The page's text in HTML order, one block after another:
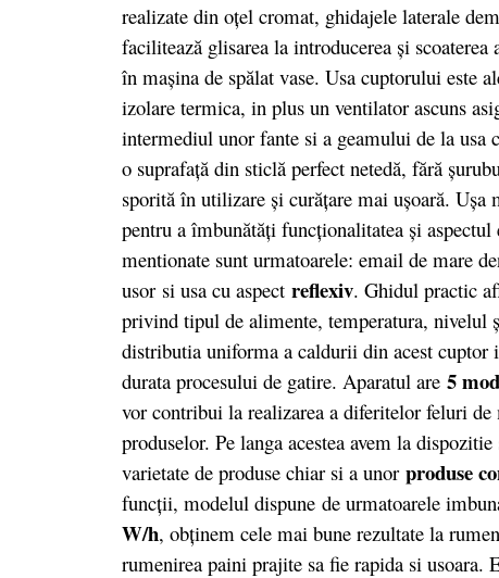
realizate din oţel cromat, ghidajele laterale
facilitează glisarea la introducerea şi
în maşina de spălat vase. Usa cuptorului este
izolare termica, in plus un ventilator ascuns
intermediul unor fante si a geamului de la
o suprafaţă din sticlă perfect netedă, fără
sporită în utilizare şi curăţare mai uşoară.
pentru a îmbunătăţi funcţionalitatea şi
mentionate sunt urmatoarele: email de mare
usor si usa cu aspect reflexiv. Ghidul practic
privind tipul de alimente, temperatura, nivelul
distributia uniforma a caldurii din acest
durata procesului de gatire. Aparatul are 5
vor contribui la realizarea a diferitelor feluri
produselor. Pe langa acestea avem la
varietate de produse chiar si a unor produse
funcții, modelul dispune de urmatoarele
W/h, obţinem cele mai bune rezultate la
rumenirea paini prajite sa fie rapida si usoara.